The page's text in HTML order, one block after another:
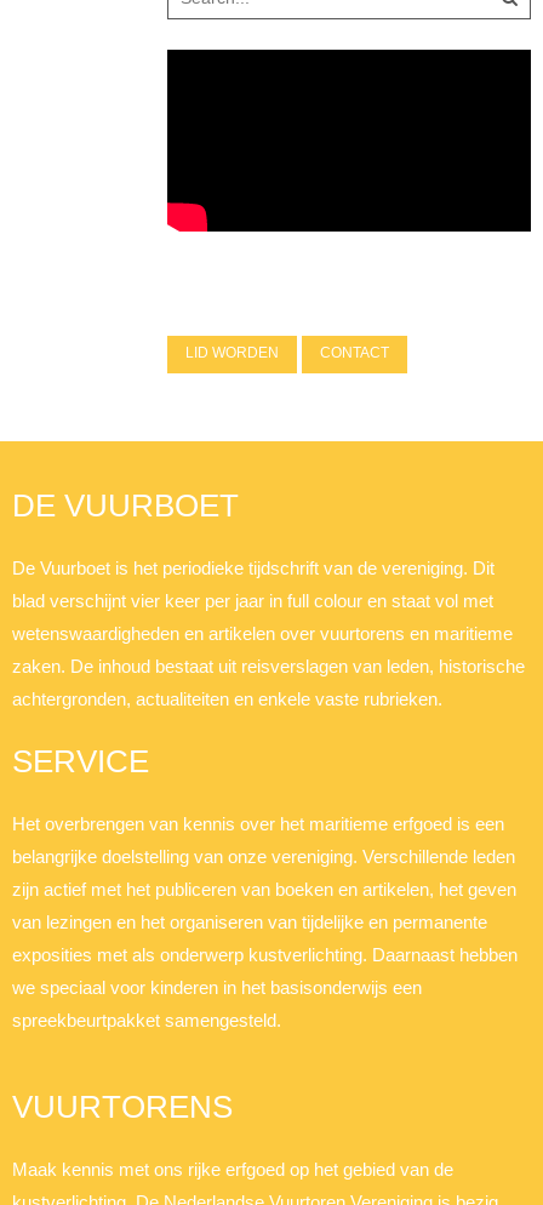
LID WORDEN CONTACT
DE VUURBOET
De Vuurboet is het periodieke tijdschrift van de vereniging. Dit
blad verschijnt vier keer per jaar in full colour en staat vol met
wetenswaardigheden en artikelen over vuurtorens en maritieme
zaken. De inhoud bestaat uit reisverslagen van leden, historische
achtergronden, actualiteiten en enkele vaste rubrieken.
SERVICE
Het overbrengen van kennis over het maritieme erfgoed is een
belangrijke doelstelling van onze vereniging. Verschillende leden
zijn actief met het publiceren van boeken en artikelen, het geven
van lezingen en het organiseren van tijdelijke en permanente
exposities met als onderwerp kustverlichting. Daarnaast hebben
we speciaal voor kinderen in het basisonderwijs een
spreekbeurtpakket samengesteld.
VUURTORENS
Maak kennis met ons rijke erfgoed op het gebied van de